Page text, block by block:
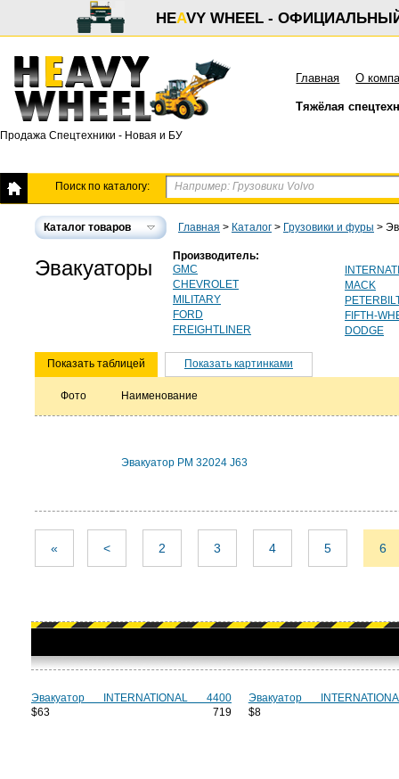
HEAVY WHEEL -
Продажа Спецтехники - Новая и БУ
Главная О
Тяжёлая
Поиск по каталогу:
Каталог товаров Главная > Каталог > Грузовики и фуры >
Эвакуаторы
Производитель:
GMC
CHEVROLET
MILITARY
FORD
FREIGHTLINER
MACK
FIFTH-
DODGE
Показать таблицей Показать картинками
Фото Наименование
Эвакуатор PM 32024 J63
« < 2 3 4 5 6
Эвакуатор INTERNATIONAL 4400
$63 719
Эвакуатор
$8